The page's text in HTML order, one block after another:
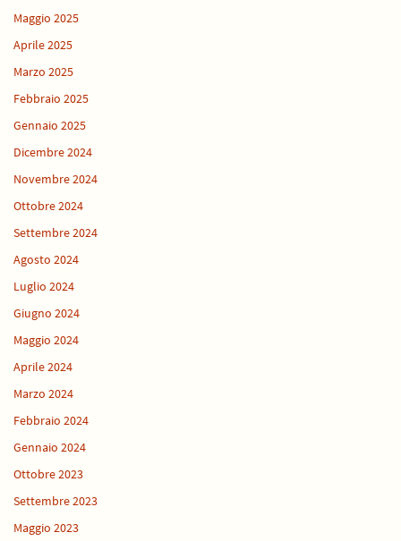
Maggio 2025
Aprile 2025
Marzo 2025
Febbraio 2025
Gennaio 2025
Dicembre 2024
Novembre 2024
Ottobre 2024
Settembre 2024
Agosto 2024
Luglio 2024
Giugno 2024
Maggio 2024
Aprile 2024
Marzo 2024
Febbraio 2024
Gennaio 2024
Ottobre 2023
Settembre 2023
Maggio 2023